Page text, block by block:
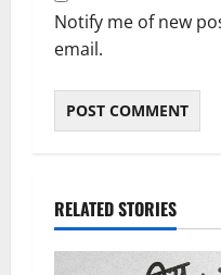
Notify me of new
email.
RELATED STORIES